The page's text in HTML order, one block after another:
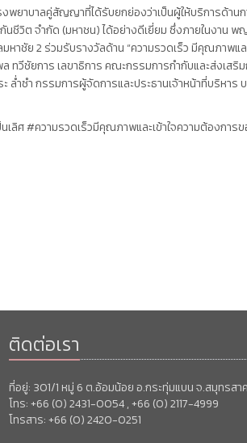
งพยาบาลคู่สัญญาที่ได้รับยกย่องว่าเป็นผู้ให้บริการด้าน
นชีวิต จำกัด (มหาชน) ได้อย่างดีเยี่ยม ซึ่งภายในงาน พ
าชัย 2 ร่วมรับรางวัลด้าน “ความรวดเร็ว มีคุณภาพแล
ทวีชัยการ เลขาธิการ คณะกรรมการกำกับและส่งเสริ
ำซำ กรรมการผู้จัดการและประธานเจ้าหน้าที่บริหาร
ลิศ #ความรวดเร็วมีคุณภาพและเข้าใจความต้องการ
ติดต่อเรา
ที่อยู่: 301/1 หมู่ 6 ต.อ้อมน้อย อ.กระทุ่มแบน จ.สมุทรสา
โทร: +66 (0) 2431-0054 , +66 (0) 2117-4999
โทรสาร: +66 (0) 2420-0251